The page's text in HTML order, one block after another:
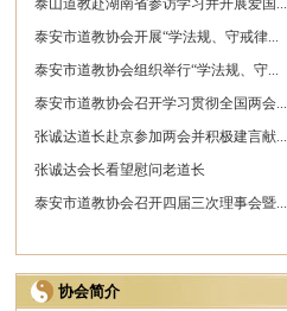
泰山道教赴湖南省参访学习并开展爱国...
泰安市道教协会开展“学法规、守戒律...
泰安市道教协会组织举行“学法规、守...
泰安市道教协会召开学习贯彻全国两会...
张诚达道长赴京参加两会并积极建言献...
张诚达会长看望慰问老道长
泰安市道教协会召开四届三次理事会暨...
协会简介